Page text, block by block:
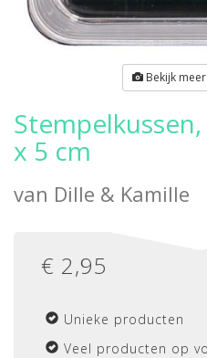
Bekijk
x 5 cm
van Dille & Kamille
€ 2,95
Unieke producten
Veel producten op